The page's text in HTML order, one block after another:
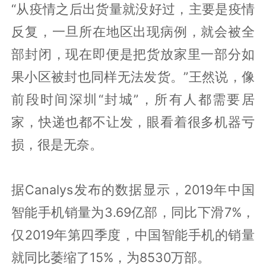
“从疫情之后出货量就没好过，主要是疫情
反复，一旦所在地区出现病例，就会被全
部封闭，现在即便是把货放家里一部分如
果小区被封也同样无法发货。”王然说，像
前段时间深圳“封城”，所有人都需要居
家，快递也都不让发，眼看着很多机器亏
损，很是无奈。
据Canalys发布的数据显示，2019年中国
智能手机销量为3.69亿部，同比下滑7%，
仅2019年第四季度，中国智能手机的销量
就同比萎缩了15%，为8530万部。